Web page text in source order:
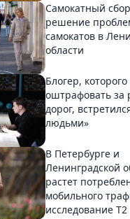
Самокатный
решение
самокатов в
области
Блогер, которого
оштрафовать за
дорог,
людьми»
В Петербурге и
Ленинградской
растет
мобильного
исследование T2